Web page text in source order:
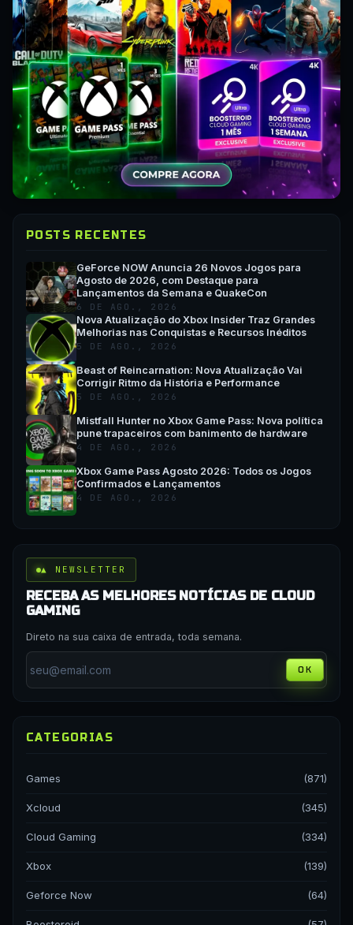
POSTS RECENTES
GeForce NOW Anuncia 26 Novos Jogos para
Agosto de 2026, com Destaque para
Lançamentos da Semana e QuakeCon
6 DE AGO., 2026
Nova Atualização do Xbox Insider Traz Grandes
Melhorias nas Conquistas e Recursos Inéditos
5 DE AGO., 2026
Beast of Reincarnation: Nova Atualização Vai
Corrigir Ritmo da História e Performance
5 DE AGO., 2026
Mistfall Hunter no Xbox Game Pass: Nova política
pune trapaceiros com banimento de hardware
4 DE AGO., 2026
Xbox Game Pass Agosto 2026: Todos os Jogos
Confirmados e Lançamentos
4 DE AGO., 2026
▲ NEWSLETTER
RECEBA AS MELHORES NOTÍCIAS DE CLOUD
GAMING
Direto na sua caixa de entrada, toda semana.
OK
CATEGORIAS
Games (871)
Xcloud (345)
Cloud Gaming (334)
Xbox (139)
Geforce Now (64)